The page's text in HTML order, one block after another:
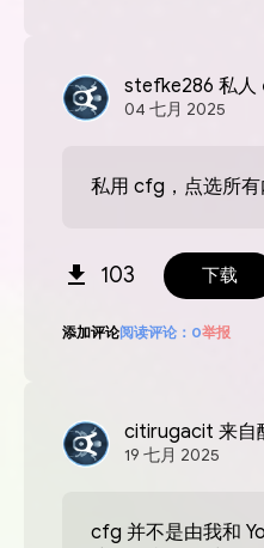
stefke286 私
04 七月 2025
私用 cfg，点选所有
103 下载
添加评论阅读评论： 0举报
citirugacit 来自
19 七月 2025
cfg 并不是由我和